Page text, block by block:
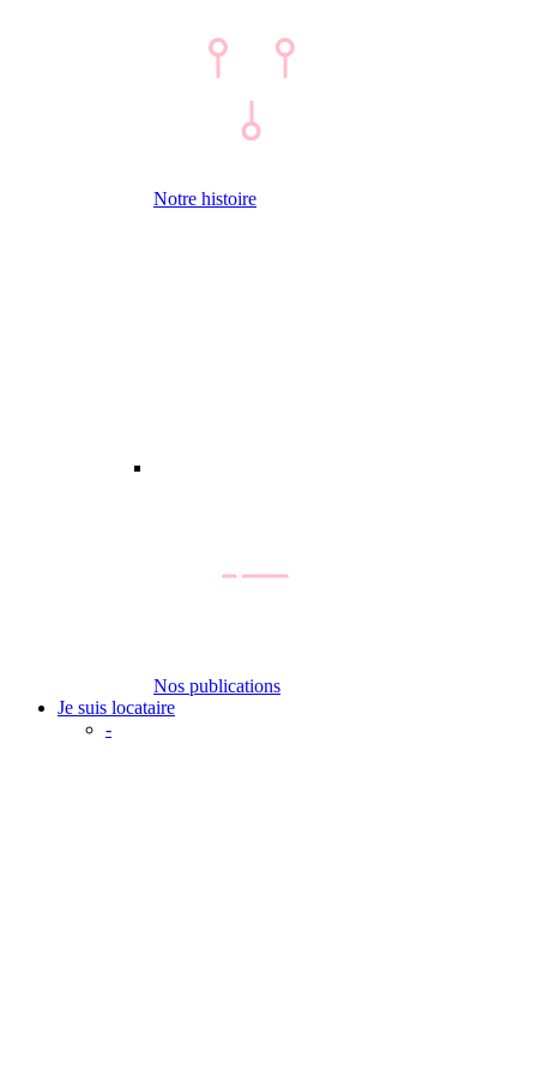
Notre histoire
Nos publications
Je suis locataire
-